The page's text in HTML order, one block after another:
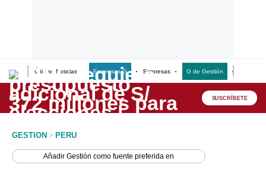
Últimas Noticias Empresas G Empresas G de Gestión
Lo último
Peru Quiosco SUSCRÍBETE
GESTION > PERU
AñadirGestión como fuente preferida en